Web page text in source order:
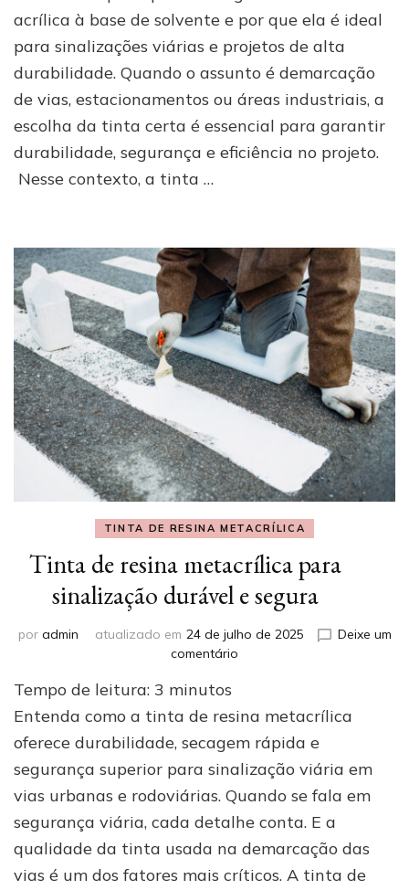
base
de
solvente:
vantagens
em
relação
à
d’água
acrílica à base de solvente e por que ela é ideal
para sinalizações viárias e projetos de alta
durabilidade. Quando o assunto é demarcação
de vias, estacionamentos ou áreas industriais, a
escolha da tinta certa é essencial para garantir
durabilidade, segurança e eficiência no projeto.
Nesse contexto, a tinta …
TINTA DE RESINA METACRÍLICA
Tinta de resina metacrílica para
sinalização durável e segura
por admin atualizado em 24 de julho de 2025
Deixe um
comentário
resina
para
sinalização
durável
e
segura
Tempo de leitura: 3 minutos
Entenda como a tinta de resina metacrílica
oferece durabilidade, secagem rápida e
segurança superior para sinalização viária em
vias urbanas e rodoviárias. Quando se fala em
segurança viária, cada detalhe conta. E a
qualidade da tinta usada na demarcação das
vias é um dos fatores mais críticos. A tinta de